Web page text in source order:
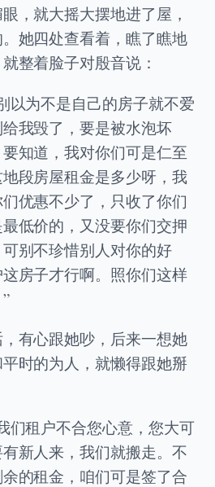
，就大摇大摆地进了屋，
她四处查看着，瞧了瞧地
整着脸子对殷音说：
以为不是自己的房子就不爱
我毁了，要是被水泡坏
知道，我对你们可是仁至
段房屋租金是多少呀，我
优惠不少了，只收了你们
低价的，又没要你们交押
别不珍惜别人对你的好
房子才行啊。照你们这样
有心跟她吵，后来一想她
时的为人，就懒得跟她掰
们租户不合您心意，您大可
新人来，我们就搬走。不
的租金，咱们可是签了合